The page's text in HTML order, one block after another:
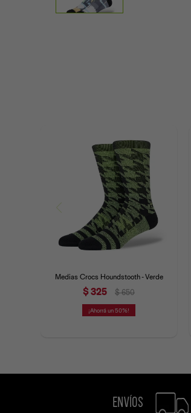
Medias Crocs Houndstooth - Verde
$325 $ 650
50